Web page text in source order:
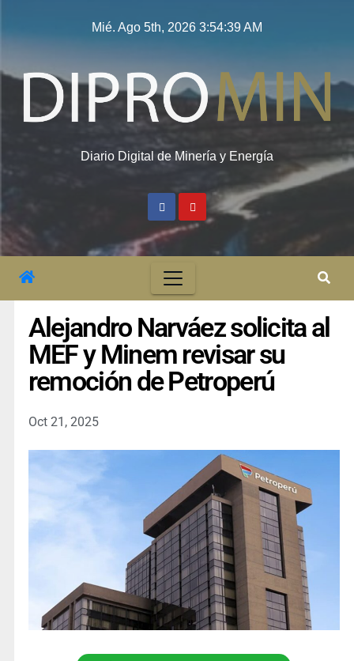
Mié. Ago 5th, 2026 3:54:40 AM
Diario Digital de Minería y Energía
Alejandro Narváez solicita al
MEF y Minem revisar su
remoción de Petroperú
Oct 21, 2025